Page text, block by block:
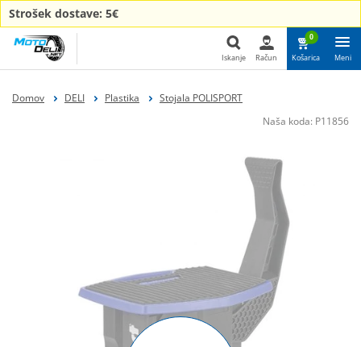
Strošek dostave: 5€
Iskanje Račun
0
Košarica Meni
Domov DELI Plastika
Stojala POLISPORT
Naša koda: P11856